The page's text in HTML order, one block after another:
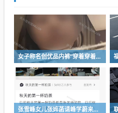
女子称名创优品内裤“穿着穿着掉了”让其颜面尽失 品牌方客服回应：已启动紧急调查
张雪峰女儿张姩菡请峰学蔚来员工喝立秋奶茶 往年都是张雪峰买单